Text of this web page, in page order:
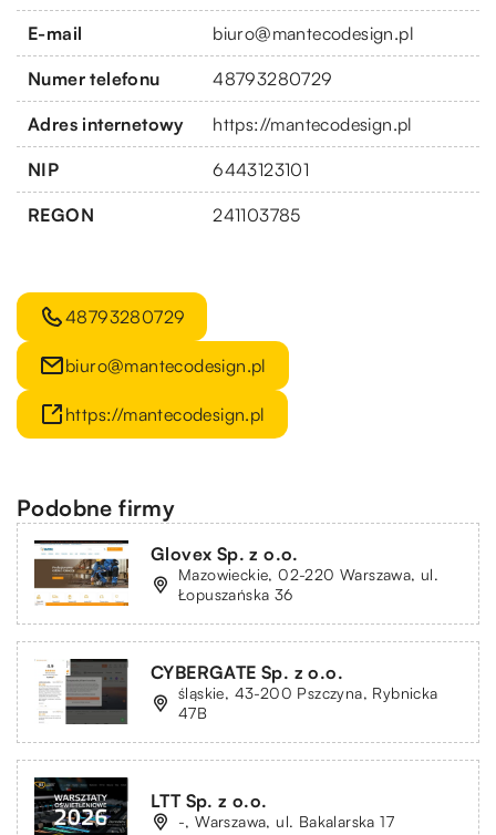
E-mail biuro@mantecodesign.pl
Numer telefonu 48793280729
Adres internetowy https://mantecodesign.pl
NIP 6443123101
REGON 241103785
48793280729
biuro@mantecodesign.pl
https://mantecodesign.pl
Podobne firmy
Glovex Sp. z o.o.
Mazowieckie, 02-220 Warszawa, ul.
Łopuszańska 36
CYBERGATE Sp. z o.o.
śląskie, 43-200 Pszczyna, Rybnicka
47B
LTT Sp. z o.o.
-, Warszawa, ul. Bakalarska 17